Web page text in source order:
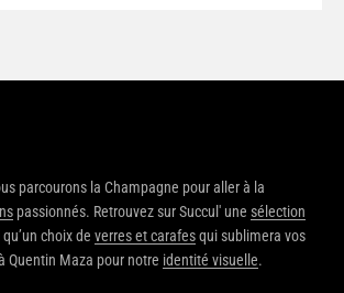
parcourons la Champagne pour aller à la
passionnés. Retrouvez sur Succul' une sélection
choix de verres et carafesqui sublimera vos
Quentin Maza pour notre identité visuelle.